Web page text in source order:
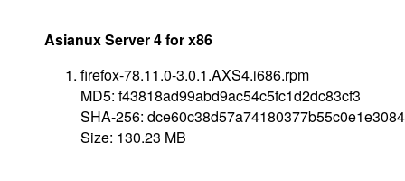
Asianux Server 4 for x86
firefox-78.11.0-3.0.1.AXS4.i686.rpm
MD5: f43818ad99abd9ac54c5fc1d2dc83cf3
SHA-256:
Size: 130.23 MB